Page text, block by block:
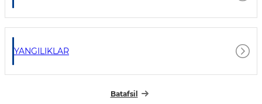
YANGILIKLAR
Batafsil